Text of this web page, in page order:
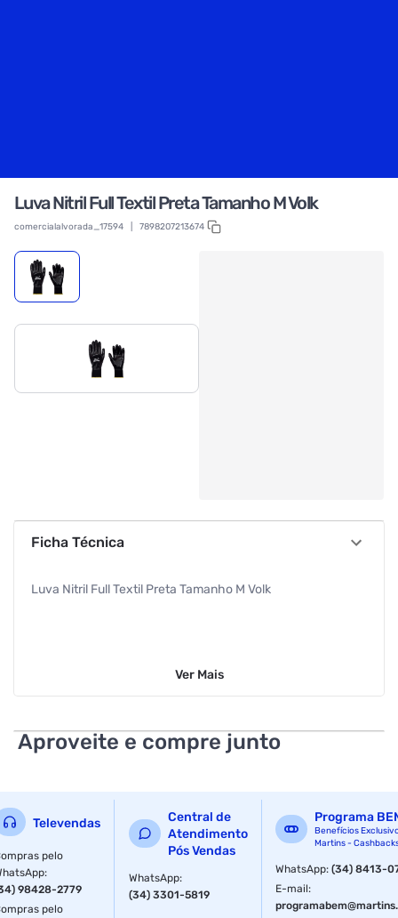
Luva Nitril Full Textil Preta Tamanho M Volk
comercialalvorada_17594 7898207213674
Ficha Técnica
Luva Nitril Full Textil Preta Tamanho M Volk
Ver Mais
Aproveite e compre junto
Televendas
pelo
:
98428-2779
pelo
Central de
Atendimento
Pós Vendas
WhatsApp:
(34) 3301-5819
Programa
Benefícios
Martins -
WhatsApp:(34) 8413-
E-mail: